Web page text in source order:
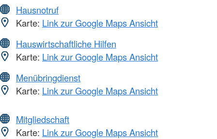
Hausnotruf
Karte: Link zur Google Maps Ansicht
Hauswirtschaftliche Hilfen
Karte: Link zur Google Maps Ansicht
Menübringdienst
Karte: Link zur Google Maps Ansicht
Mitgliedschaft
Karte: Link zur Google Maps Ansicht